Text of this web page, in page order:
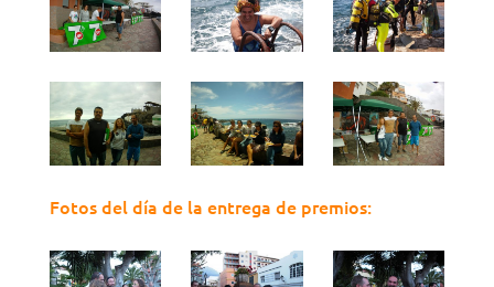
Fotos del día de la entrega de premios: